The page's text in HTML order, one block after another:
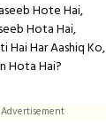
Hote Hai,
Hota Hai,
Har Aashiq Ko,
Hota Hai?
Advertisement